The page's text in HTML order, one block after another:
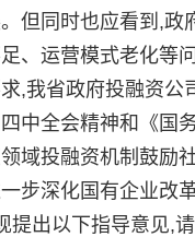
但同时也应看到,
、运营模式老化等
,我省政府投融资
中全会精神和《国
领域投融资机制鼓
步深化国有企业改
提出以下指导意见,请